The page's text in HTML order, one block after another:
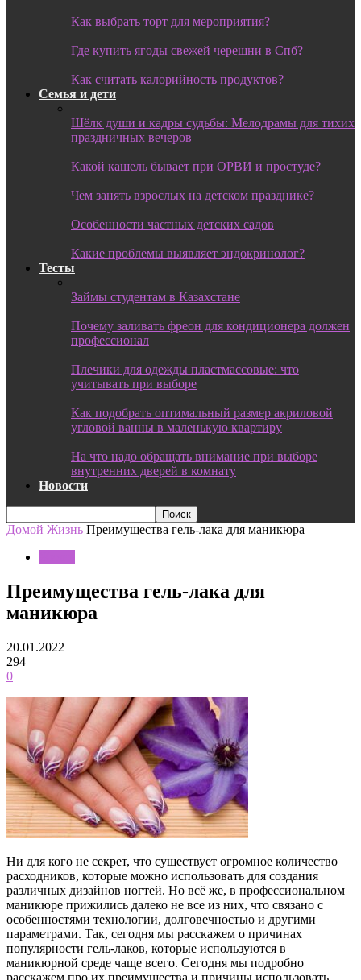
Как выбрать торт для мероприятия?
Где купить ягоды свежей черешни в Спб?
Как считать калорийность продуктов?
Семья и дети
Шёлк души и кадры судьбы: Мелодрамы для тихих
праздничных вечеров
Какой кашель бывает при ОРВИ и простуде?
Чем занять взрослых на детском празднике?
Особенности частных детских садов
Какие проблемы выявляет эндокринолог?
Тесты
Займы студентам в Казахстане
Почему заливать фреон для кондиционера должен
профессионал
Плечики для одежды пластмассовые: что
учитывать при выборе
Как подобрать оптимальный размер акриловой
угловой ванны в маленькую квартиру
На что надо обращать внимание при выборе
внутренних дверей в комнату
Новости
Домой Жизнь Преимущества гель-лака для маникюра
Преимущества гель-лака для
маникюра
20.01.2022
294
0
Ни для кого не секрет, что существует огромное количество
расходников, которые можно использовать для создания
различных дизайнов ногтей. Но всё же, в профессиональном
маникюре прижились далеко не все из них, что связано с
особенностями технологии, долговечностью и другими
параметрами. Так, сегодня мы расскажем о причинах
популярности гель-лаков, которые используются в
маникюрной среде чаще всего. Сегодня мы подробно
расскажем про их преимущества и причины использовать